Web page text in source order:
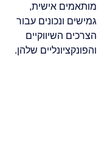
מותאמים אישית,
גמישים ונכונים עבור
הצרכים השיווקיים
והפונקציונליים שלהן.